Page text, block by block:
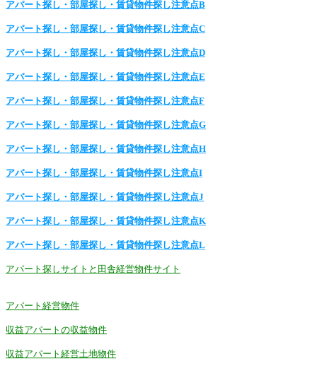
アパート探し・部屋探し・賃貸物件探し注意点B
アパート探し・部屋探し・賃貸物件探し注意点C
アパート探し・部屋探し・賃貸物件探し注意点D
アパート探し・部屋探し・賃貸物件探し注意点E
アパート探し・部屋探し・賃貸物件探し注意点F
アパート探し・部屋探し・賃貸物件探し注意点G
アパート探し・部屋探し・賃貸物件探し注意点H
アパート探し・部屋探し・賃貸物件探し注意点I
アパート探し・部屋探し・賃貸物件探し注意点J
アパート探し・部屋探し・賃貸物件探し注意点K
アパート探し・部屋探し・賃貸物件探し注意点L
アパート探しサイトと田舎経営物件サイト
アパート経営物件
収益アパートの収益物件
収益アパート経営土地物件